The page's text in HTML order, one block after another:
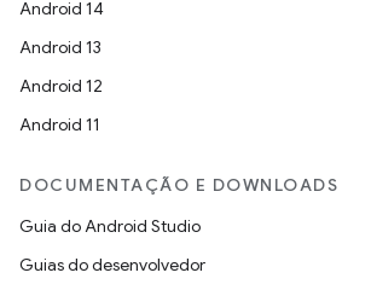
Android 14
Android 13
Android 12
Android 11
DOCUMENTAÇÃO E DOWNLOADS
Guia do Android Studio
Guias do desenvolvedor